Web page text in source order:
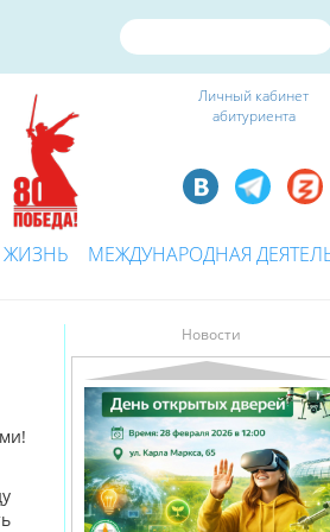
Личный кабинет
абитуриента
ЖИЗНЬ МЕЖДУНАРОДНАЯ
Новости